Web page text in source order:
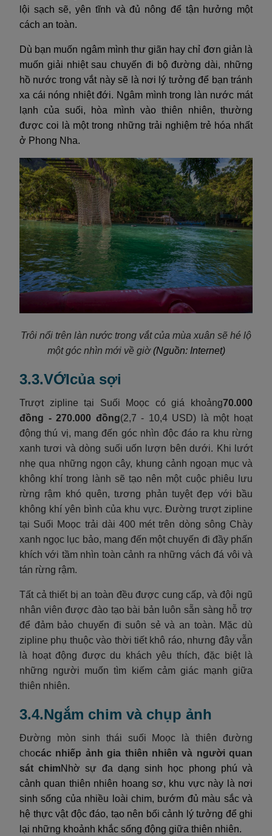
lội sạch sẽ, yên tĩnh và đủ nông để tận hưởng một
cách an toàn.
Dù bạn muốn ngâm mình thư giãn hay chỉ đơn giản là
muốn giải nhiệt sau chuyến đi bộ đường dài, những
hồ nước trong vắt này sẽ là nơi lý tưởng để bạn tránh
xa cái nóng nhiệt đới. Ngâm mình trong làn nước mát
lạnh của suối, hòa mình vào thiên nhiên, thường
được coi là một trong những trải nghiệm trẻ hóa nhất
ở Phong Nha.
Trôi nổi trên làn nước trong vắt của mùa xuân sẽ hé lộ
một góc nhìn mới về giờ(Nguồn: Internet)
3.3.VỚIcủa sợi
Trượt zipline tại Suối Moọc có giá khoảng70.000
đồng - 270.000 đồng(2,7 - 10,4 USD) là một hoạt
động thú vị, mang đến góc nhìn độc đáo ra khu rừng
xanh tươi và dòng suối uốn lượn bên dưới. Khi lướt
nhẹ qua những ngọn cây, khung cảnh ngoạn mục và
không khí trong lành sẽ tạo nên một cuộc phiêu lưu
rừng rậm khó quên, tương phản tuyệt đẹp với bầu
không khí yên bình của khu vực. Đường trượt zipline
tại Suối Moọc trải dài 400 mét trên dòng sông Chày
xanh ngọc lục bảo, mang đến một chuyến đi đầy phấn
khích với tầm nhìn toàn cảnh ra những vách đá vôi và
tán rừng rậm.
Tất cả thiết bị an toàn đều được cung cấp, và đội ngũ
nhân viên được đào tạo bài bản luôn sẵn sàng hỗ trợ
để đảm bảo chuyến đi suôn sẻ và an toàn. Mặc dù
zipline phụ thuộc vào thời tiết khô ráo, nhưng đây vẫn
là hoạt động được du khách yêu thích, đặc biệt là
những người muốn tìm kiếm cảm giác mạnh giữa
thiên nhiên.
3.4.Ngắm chim và chụp ảnh
Đường mòn sinh thái suối Moọc là thiên đường
chocác nhiếp ảnh gia thiên nhiên và người quan
sát chimNhờ sự đa dạng sinh học phong phú và
cảnh quan thiên nhiên hoang sơ, khu vực này là nơi
sinh sống của nhiều loài chim, bướm đủ màu sắc và
hệ thực vật độc đáo, tạo nên bối cảnh lý tưởng để ghi
lại những khoảnh khắc sống động giữa thiên nhiên.